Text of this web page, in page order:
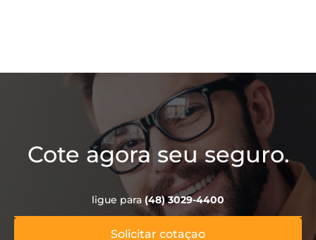
Cote agora seu seguro.
Solicitar cotaçao
ligue para (48) 3029-4400